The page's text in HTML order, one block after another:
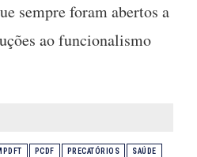
sempre foram abertos a
ao funcionalismo
PCDF PRECATÓRIOS SAÚDE